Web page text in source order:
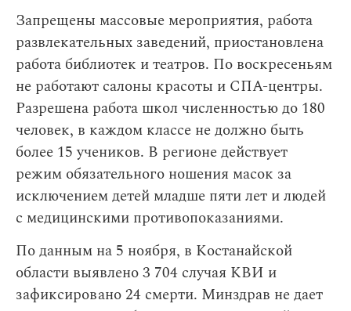
Запрещены массовые мероприятия, работа
развлекательных заведений, приостановлена
работа библиотек и театров. По воскресеньям
не работают салоны красоты и СПА-центры.
Разрешена работа школ численностью до 180
человек, в каждом классе не должно быть
более 15 учеников. В регионе действует
режим обязательного ношения масок за
исключением детей младше пяти лет и людей
с медицинскими противопоказаниями.
По данным на 5 ноября, в Костанайской
области выявлено 3 704 случая КВИ и
зафиксировано 24 смерти. Минздрав не дает